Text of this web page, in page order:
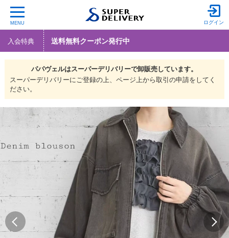
MENU ログイン
入会特典 送料無料クーポン発行中
パパヴェルはスーパーデリバリーで卸販売しています。
スーパーデリバリーにご登録の上、ページ上から取引の申請をしてく
ださい。